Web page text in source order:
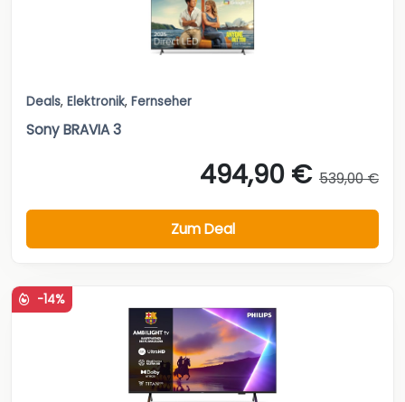
Deals, Elektronik, Fernseher
Sony BRAVIA 3
494,90 € 539,00 €
Zum Deal
-14%